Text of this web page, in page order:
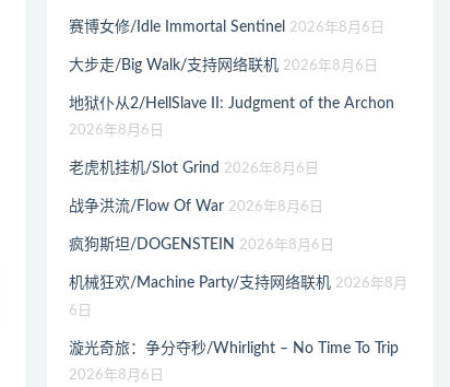
赛博女修/Idle Immortal Sentinel 2026年8月6日
大步走/Big Walk/支持网络联机 2026年8月6日
地狱仆从2/HellSlave II: Judgment of the Archon
2026年8月6日
老虎机挂机/Slot Grind 2026年8月6日
战争洪流/Flow Of War 2026年8月6日
疯狗斯坦/DOGENSTEIN 2026年8月6日
机械狂欢/Machine Party/支持网络联机 2026年8月
6日
漩光奇旅：争分夺秒/Whirlight – No Time To Trip
2026年8月6日